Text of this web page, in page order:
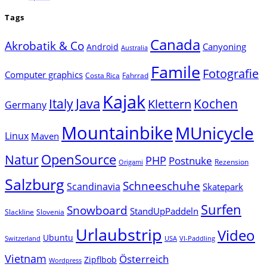
Tags
Akrobatik & Co Android Australia Canada Canyoning
Computer graphics Costa Rica Fahrrad Famile Fotografie
Germany Italy Java Kajak Klettern Kochen
Linux Maven MountainbikeMUnicycle
NaturOpenSource Origami PHP Postnuke Rezension
SalzburgScandinavia Schneeschuhe Skatepark
Slackline Slovenia Snowboard StandUpPaddeln Surfen
Switzerland Ubuntu Urlaubstrip USA VI-Paddling Video
Vietnam Wordpress Zipflbob Österreich